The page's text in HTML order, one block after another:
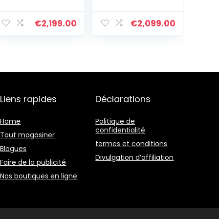
D’amitié Tressé
Cadeau D’été
€2,199.00
D’amitié Colorés
Bracelets De
€2,099.00
Liens rapides
Home
Tout magasiner
Blogues
Faire de la publicité
Nos boutiques en ligne
Déclarations
Politique de
confidentialité
termes et conditions
Divulgation d’affiliation